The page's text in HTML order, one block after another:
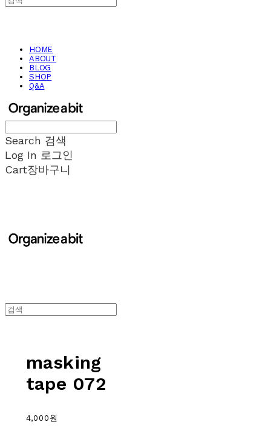
HOME
ABOUT
BLOG
SHOP
Q&A
Search 검색
Log In 로그인
Cart장바구니
masking
tape 072
4,000원